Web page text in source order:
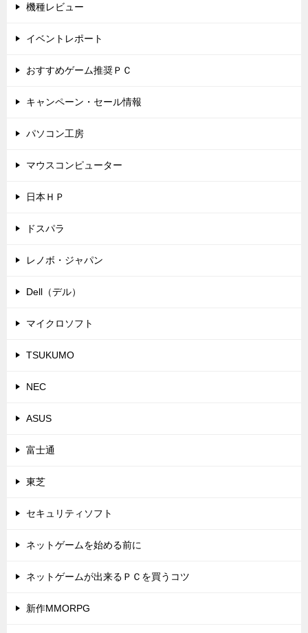
機種レビュー
イベントレポート
おすすめゲーム推奨ＰＣ
キャンペーン・セール情報
パソコン工房
マウスコンピューター
日本ＨＰ
ドスパラ
レノボ・ジャパン
Dell（デル）
マイクロソフト
TSUKUMO
NEC
ASUS
富士通
東芝
セキュリティソフト
ネットゲームを始める前に
ネットゲームが出来るＰＣを買うコツ
新作MMORPG